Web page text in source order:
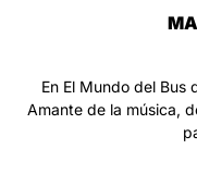
En El Mundo del Bus
Amante de la música,